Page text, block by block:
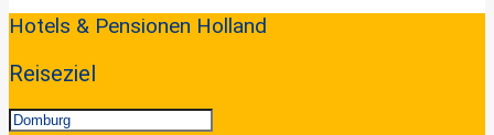
2024-
22
Hotels & Pensionen Holland
Reiseziel